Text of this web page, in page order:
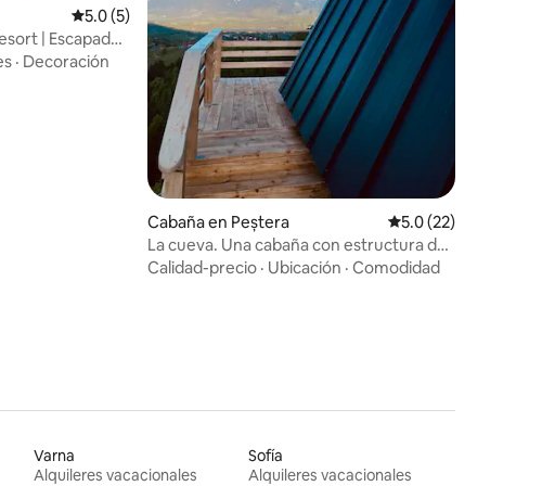
Calificación promedio: 5.0 de 5, 5 reseñas
5.0 (5)
| Escapada
· Decoración
Cabaña en Peștera Calificación
5.0 (22)
La cueva. Una cabaña con estructura de
madera en el pueblo de «Pestera».
Calidad-precio · Ubicación · Comodidad
Varna
Alquileres vacacionales
Sofía
Alquileres vacacionales